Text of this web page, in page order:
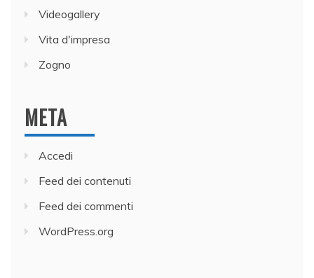
Videogallery
Vita d'impresa
Zogno
META
Accedi
Feed dei contenuti
Feed dei commenti
WordPress.org